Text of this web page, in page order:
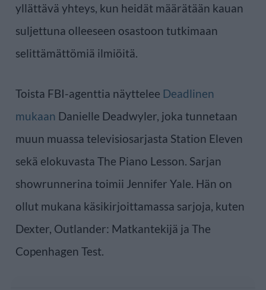
yllättävä yhteys, kun heidät määrätään kauan
suljettuna olleeseen osastoon tutkimaan
selittämättömiä ilmiöitä.
Toista FBI-agenttia näyttelee Deadlinen
mukaan Danielle Deadwyler, joka tunnetaan
muun muassa televisiosarjasta Station Eleven
sekä elokuvasta The Piano Lesson. Sarjan
showrunnerina toimii Jennifer Yale. Hän on
ollut mukana käsikirjoittamassa sarjoja, kuten
Dexter, Outlander: Matkantekijä ja The
Copenhagen Test.